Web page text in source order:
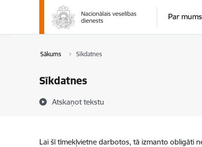
Pāriet uz lapas saturu
Par mums
Sākums Sīkdatnes
Sīkdatnes
Atskaņot tekstu
Lai šī tīmekļvietne darbotos, tā izmanto obligāti